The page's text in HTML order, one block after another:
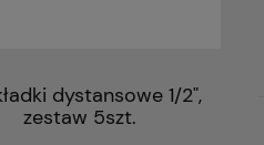
dystansowe 1/2",
zestaw 5szt.